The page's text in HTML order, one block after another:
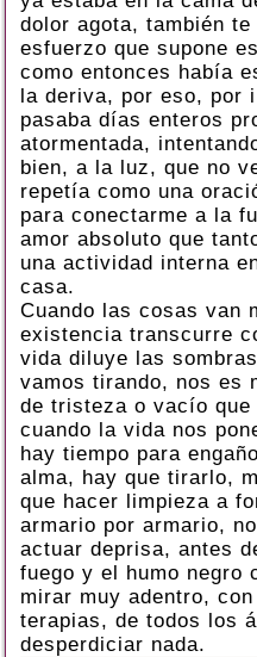
dolor agota, también
esfuerzo que supone
como entonces había
la deriva, por eso, por
pasaba días enteros
atormentada,
bien, a la luz, que no
repetía como una
para conectarme a la
amor absoluto que
una actividad interna
casa.
Cuando las cosas van
existencia transcurre
vida diluye las
vamos tirando, nos es
de tristeza o vacío que
cuando la vida nos
hay tiempo para
alma, hay que tirarlo,
que hacer limpieza a
armario por armario,
actuar deprisa, antes
fuego y el humo negro
mirar muy adentro,
terapias, de todos los
desperdiciar nada.